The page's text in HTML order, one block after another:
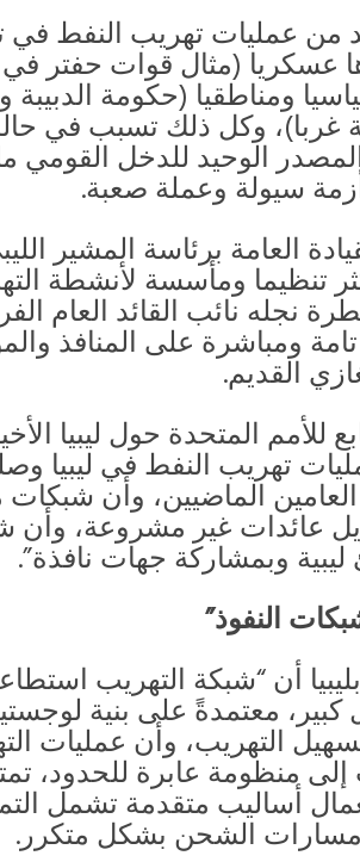
من عمليات تهريب النفط في
عسكريا (مثال قوات حفتر
ومناطقيا (حكومة الدبيبة
وكل ذلك تسبب في
الوحيد للدخل القومي
سيولة وعملة صعبة.
العامة برئاسة المشير
تنظيما ومأسسة لأنشطة
نجله نائب القائد العام
ومباشرة على المنافذ
القديم.
للأمم المتحدة حول ليبيا
تهريب النفط في ليبيا
الماضيين، وأن شبكات
عائدات غير مشروعة، وأن
وبمشاركة جهات نافذة”.
النفوذ”
أن “شبكة التهريب
كبير، معتمدةً على بنية
التهريب، وأن عمليات
أساليب متقدمة تشمل
مسارات الشحن بشكل متكرر.